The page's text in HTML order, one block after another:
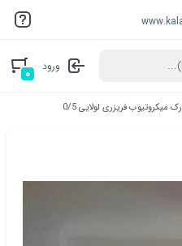
ورود ۰
رک میکروتیوب فریزری لولایی 0/5